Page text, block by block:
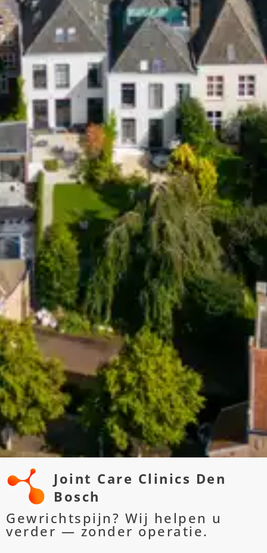
Joint Care Clinics Den
Bosch
Gewrichtspijn? Wij helpen u
verder — zonder operatie.